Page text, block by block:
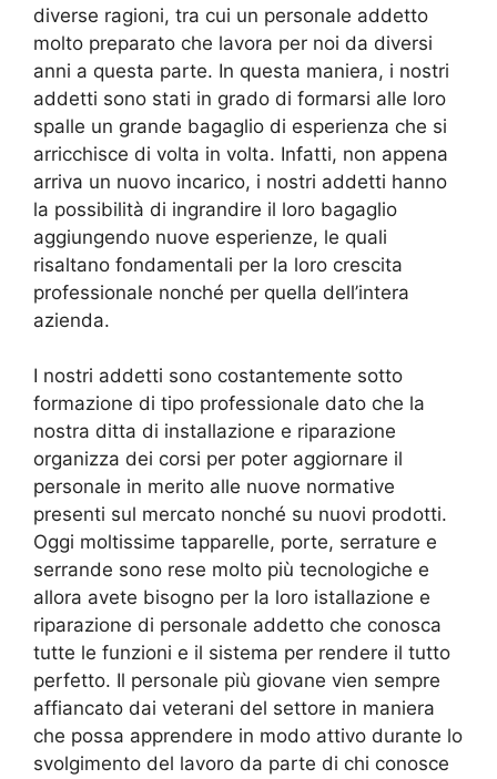
diverse ragioni, tra cui un personale addetto
molto preparato che lavora per noi da diversi
anni a questa parte. In questa maniera, i nostri
addetti sono stati in grado di formarsi alle loro
spalle un grande bagaglio di esperienza che si
arricchisce di volta in volta. Infatti, non appena
arriva un nuovo incarico, i nostri addetti hanno
la possibilità di ingrandire il loro bagaglio
aggiungendo nuove esperienze, le quali
risaltano fondamentali per la loro crescita
professionale nonché per quella dell’intera
azienda.
I nostri addetti sono costantemente sotto
formazione di tipo professionale dato che la
nostra ditta di installazione e riparazione
organizza dei corsi per poter aggiornare il
personale in merito alle nuove normative
presenti sul mercato nonché su nuovi prodotti.
Oggi moltissime tapparelle, porte, serrature e
serrande sono rese molto più tecnologiche e
allora avete bisogno per la loro istallazione e
riparazione di personale addetto che conosca
tutte le funzioni e il sistema per rendere il tutto
perfetto. Il personale più giovane vien sempre
affiancato dai veterani del settore in maniera
che possa apprendere in modo attivo durante lo
svolgimento del lavoro da parte di chi conosce